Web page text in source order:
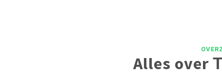
Alles over